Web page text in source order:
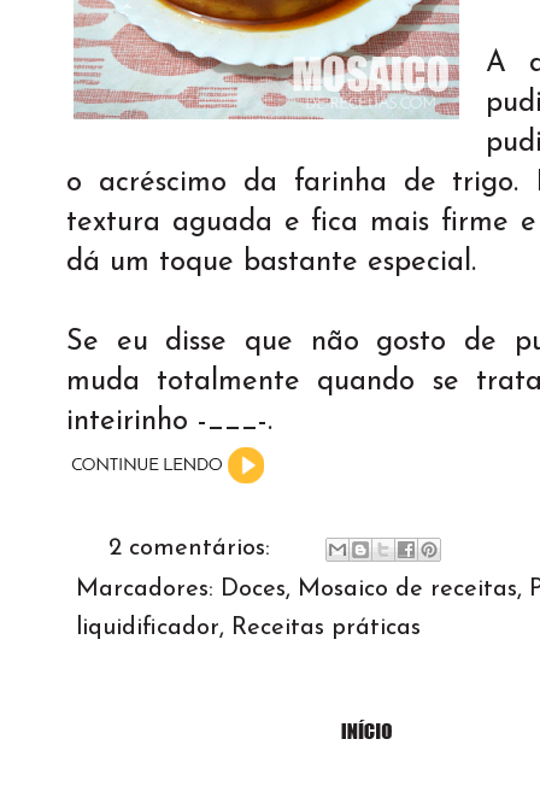
A
o acréscimo da farinha de
textura aguada e fica mais firme
dá um toque bastante especial.
Se eu disse que não gosto de
muda totalmente quando se
inteirinho -___-.
2 comentários:
Marcadores: Doces, Mosaico de receitas,
liquidificador, Receitas práticas